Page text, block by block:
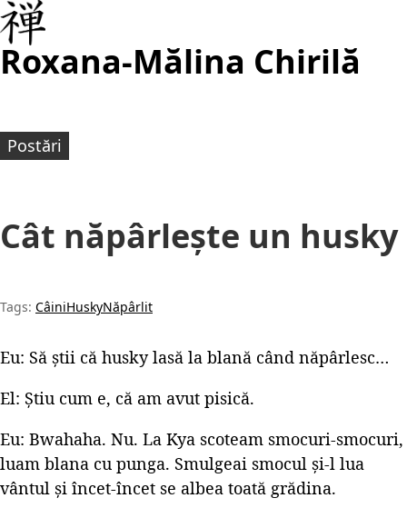
Roxana-Mălina Chirilă
Postări
Cât năpârlește un husky
Tags: CâiniHuskyNăpârlit
Eu: Să știi că husky lasă la blană când năpârlesc…
El: Știu cum e, că am avut pisică.
Eu: Bwahaha. Nu. La Kya scoteam smocuri-smocuri,
luam blana cu punga. Smulgeai smocul și-l lua
vântul și încet-încet se albea toată grădina.